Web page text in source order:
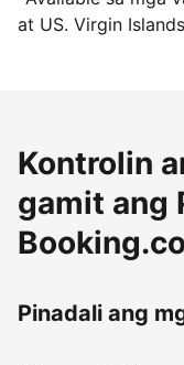
at US. Virgin
Kontrolin
gamit ang
Pinadali ang